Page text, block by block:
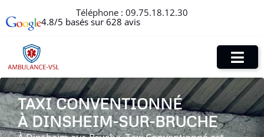
Téléphone : 09.75.18.12.30
4.8/5 basés sur 628 avis
TAXI CONVENTIONNÉ
À DINSHEIM-SUR-BRUCHE